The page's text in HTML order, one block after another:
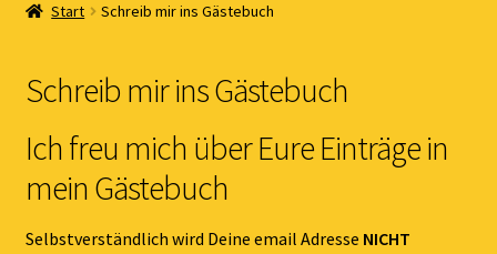
Kernöl Pepi
Übers Kernöl
Start Schreib mir ins Gästebuch
Schreib mir ins Gästebuch
Ich freu mich über Eure Einträge in
mein Gästebuch
Selbstverständlich wird Deine email Adresse NICHT